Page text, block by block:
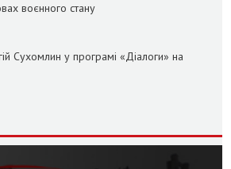
воєнного стану
Сухомлин у програмі «Діалоги» на